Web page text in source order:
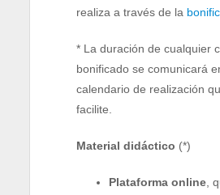
realiza a través de la
* La duración de cualquier
bonificado se comunicará
calendario de realización
facilite.
Material didáctico (*)
Plataforma online ,